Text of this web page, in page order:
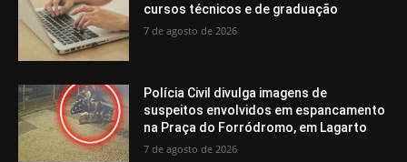
cursos técnicos e de graduação
7 de agosto de 2026
Polícia Civil divulga imagens de
suspeitos envolvidos em espancamento
na Praça do Forródromo, em Lagarto
7 de agosto de 2026